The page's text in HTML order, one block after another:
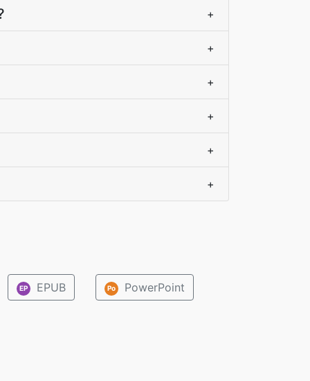
+
+
+
+
+
+
EP EPUB Po PowerPoint